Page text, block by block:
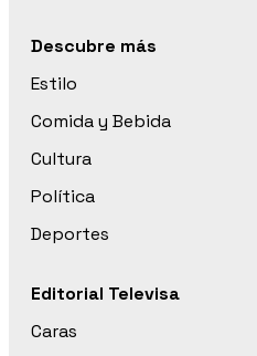
Descubre más
Estilo
Comida y Bebida
Cultura
Política
Deportes
Editorial Televisa
Caras